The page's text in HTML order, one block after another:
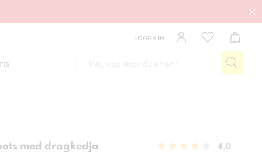
LOGGA IN
med dragkedja
4.0